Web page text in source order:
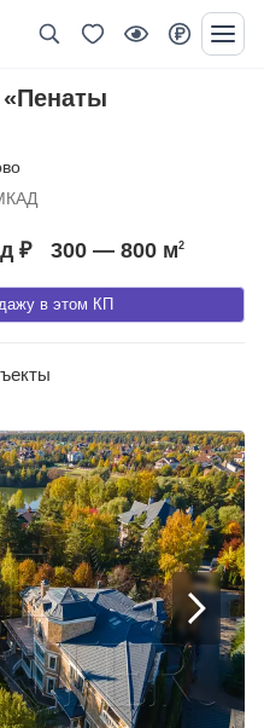
в этом КП
₽ 300 — 800 м2